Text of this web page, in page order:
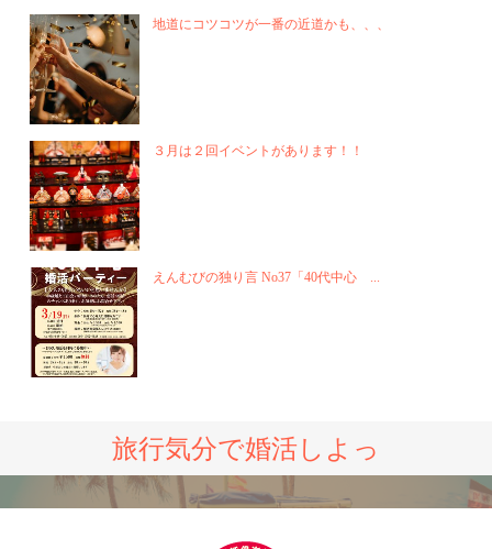
地道にコツコツが一番の近道かも、、、
３月は２回イベントがあります！！
えんむびの独り言 No37「40代中心 ...
旅行気分で婚活しよっ